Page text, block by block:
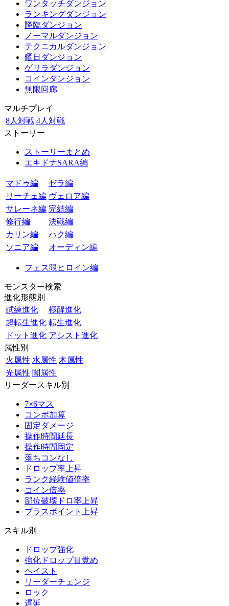
ワンタッチダンジョン
ランキングダンジョン
降臨ダンジョン
ノーマルダンジョン
テクニカルダンジョン
曜日ダンジョン
ゲリラダンジョン
コインダンジョン
無限回廊
マルチプレイ
8人対戦 4人対戦
ストーリー
ストーリーまとめ
エキドナSARA編
マドゥ編
ゼラ編
リーチェ編 ヴェロア編
サレーネ編 完結編
修行編
決戦編
カリン編
ハク編
ソニア編
オーディン編
フェス限ヒロイン編
モンスター検索
進化形態別
試練進化
極醒進化
超転生進化 転生進化
ドット進化 アシスト進化
属性別
火属性 水属性 木属性
光属性 闇属性
リーダースキル別
7×6マス
コンボ加算
固定ダメージ
操作時間延長
操作時間固定
落ちコンなし
ドロップ率上昇
ランク経験値倍率
コイン倍率
部位破壊ドロ率上昇
プラスポイント上昇
スキル別
ドロップ強化
強化ドロップ目覚め
ヘイスト
リーダーチェンジ
ロック
遅延